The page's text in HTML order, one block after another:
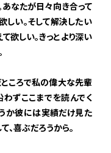
あなたが日々向き合って
い。そして解決したい
欲しい。きっとより深い
ころで私の偉大な先輩
ずここまでを読んでく
か彼には実績だけ見た
、喜ぶだろうから。